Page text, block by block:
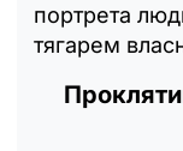
портрета
тягарем